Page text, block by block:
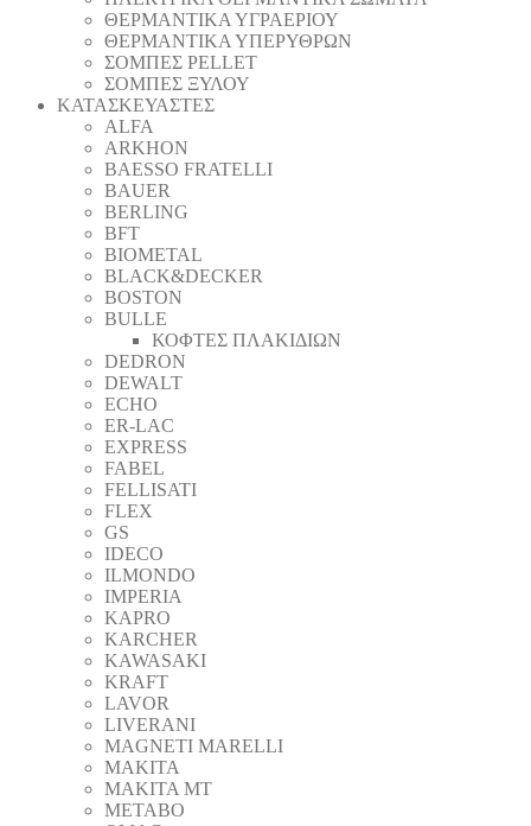
ΘΕΡΜΑΝΤΙΚΑ ΥΓΡΑΕΡΙΟΥ
ΘΕΡΜΑΝΤΙΚΑ ΥΠΕΡΥΘΡΩΝ
ΣΟΜΠΕΣ PELLET
ΣΟΜΠΕΣ ΞΥΛΟΥ
ΚΑΤΑΣΚΕΥΑΣΤΕΣ
ALFA
ARKHON
BAESSO FRATELLI
BAUER
BERLING
BFT
BIOMETAL
BLACK&DECKER
BOSTON
BULLE
ΚΟΦΤΕΣ ΠΛΑΚΙΔΙΩΝ
DEDRON
DEWALT
ECHO
ER-LAC
EXPRESS
FABEL
FELLISATI
FLEX
GS
IDECO
ILMONDO
IMPERIA
KAPRO
KARCHER
KAWASAKI
KRAFT
LAVOR
LIVERANI
MAGNETI MARELLI
MAKITA
MAKITA MT
METABO